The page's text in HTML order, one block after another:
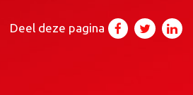
Deel deze pagina